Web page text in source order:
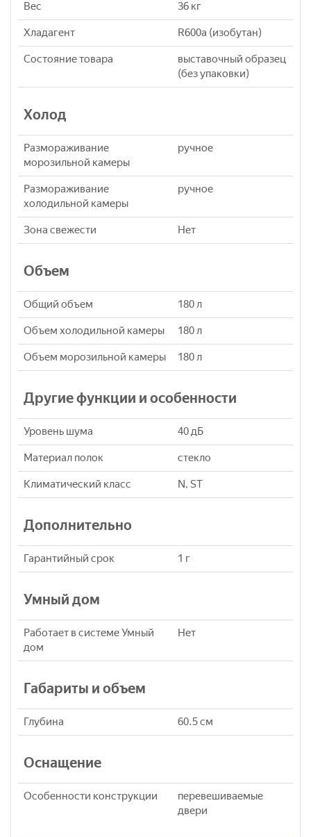
Вес 36 кг
Хладагент R600a (изобутан)
Состояние товара
выставочный образец
(без упаковки)
Холод
Размораживание
морозильной камеры
ручное
Размораживание
холодильной камеры
ручное
Зона свежести Нет
Объем
Общий объем 180 л
Объем холодильной камеры 180 л
Объем морозильной камеры 180 л
Другие функции и особенности
Уровень шума 40 дБ
Материал полок стекло
Климатический класс N, ST
Дополнительно
Гарантийный срок 1 г
Умный дом
Работает в системе Умный
дом
Нет
Габариты и объем
Глубина 60.5 см
Оснащение
Особенности конструкции
перевешиваемые
двери